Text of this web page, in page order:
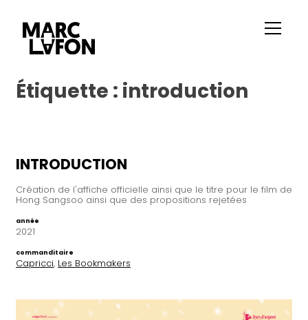
Étiquette : introduction
INTRODUCTION
Création de l'affiche officielle ainsi que le titre pour le film de
Hong Sangsoo ainsi que des propositions rejetées
année
2021
commanditaire
Capricci, Les Bookmakers